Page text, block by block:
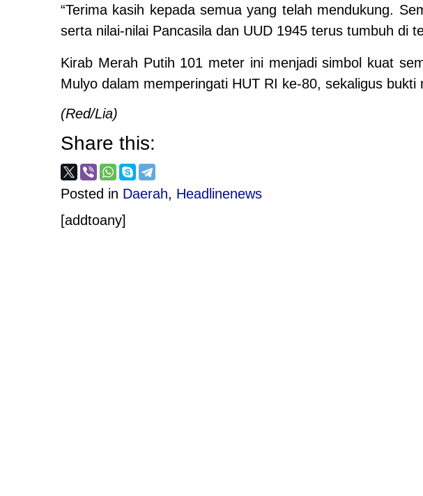
“Terima kasih kepada semua yang telah mendukung.
serta nilai-nilai Pancasila dan UUD 1945 terus tumbuh di
Kirab Merah Putih 101 meter ini menjadi simbol kuat
Mulyo dalam memperingati HUT RI ke-80, sekaligus bukti
(Red/Lia)
Share this:
Posted in Daerah, Headlinenews
[addtoany]